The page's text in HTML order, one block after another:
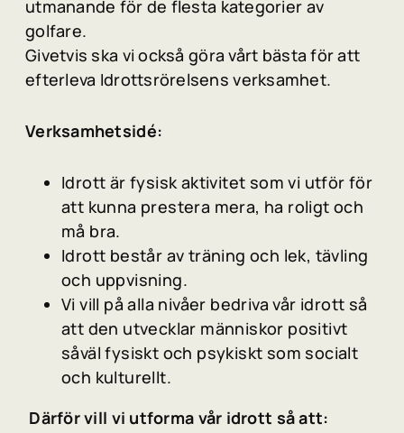
utmanande för de flesta kategorier av
golfare.
Givetvis ska vi också göra vårt bästa för att
efterleva Idrottsrörelsens verksamhet.
Verksamhetsidé:
Idrott är fysisk aktivitet som vi utför för
att kunna prestera mera, ha roligt och
må bra.
Idrott består av träning och lek, tävling
och uppvisning.
Vi vill på alla nivåer bedriva vår idrott så
att den utvecklar människor positivt
såväl fysiskt och psykiskt som socialt
och kulturellt.
Därför vill vi utforma vår idrott så att: